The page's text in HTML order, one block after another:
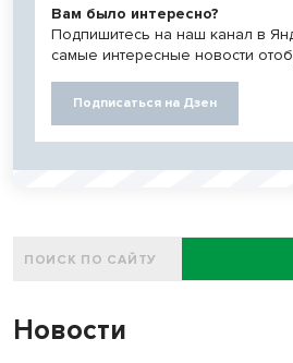
Вам было интересно?
Подпишитесь на наш канал в
самые интересные новости
Подписаться на Дзен
Новости